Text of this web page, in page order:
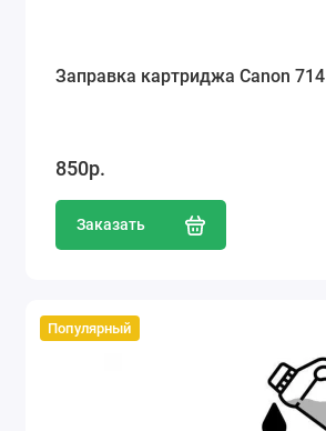
Заправка картриджа Canon 714
850р.
Заказать
Популярный